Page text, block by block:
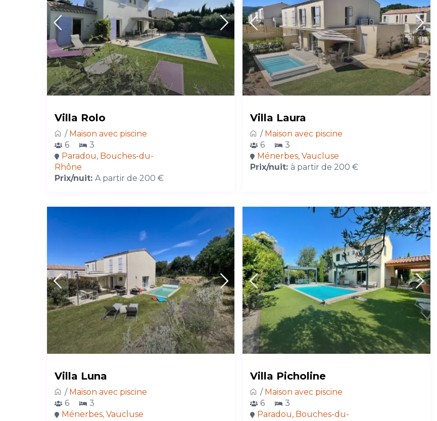
Villa Rolo
/ Maison avec piscine
6
3
Paradou, Bouches-du-
Rhône
Prix/nuit: A partir de 200 €
Villa Laura
/ Maison avec piscine
6
3
Ménerbes, Vaucluse
Prix/nuit: à partir de 200 €
Villa Luna
/ Maison avec piscine
6
3
Ménerbes, Vaucluse
Villa Picholine
/ Maison avec piscine
6
3
Paradou, Bouches-du-